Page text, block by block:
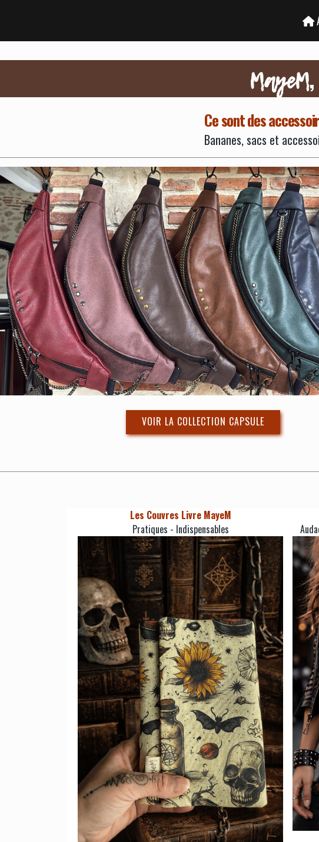
MayeM,
Ce sont des
Bananes, sacs et
VOIR LA COLLECTION CAPSULE
Les Couvres Livre MayeM
Pratiques - Indispensables